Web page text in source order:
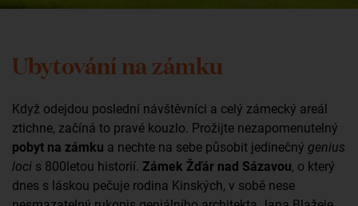
Ubytování na zámku
Když odejdou poslední návštěvníci a celý zámecký areál
ztichne, začíná to pravé kouzlo. Prožijte nezapomenutelný
pobyt na zámku a nechte na sebe působit jedinečný genius
loci s 800letou historií. Zámek Žďár nad Sázavou, o který
dnes s láskou pečuje rodina Kinských, v sobě nese